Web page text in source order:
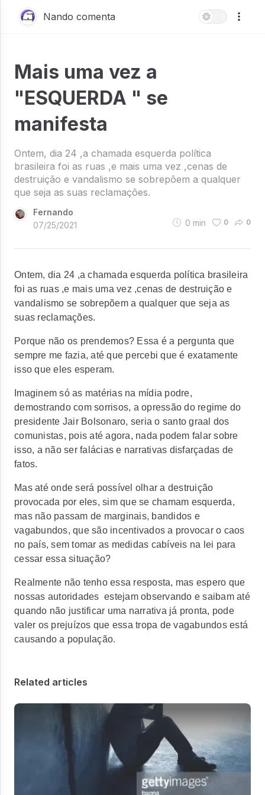
Nando comenta
Mais uma vez a
"ESQUERDA " se
manifesta
Ontem, dia 24 ,a chamada esquerda política
brasileira foi as ruas ,e mais uma vez ,cenas de
destruição e vandalismo se sobrepõem a qualquer
que seja as suas reclamações.
Fernando
07/25/2021
0 min 0 0
Ontem, dia 24 ,a chamada esquerda política brasileira
foi as ruas ,e mais uma vez ,cenas de destruição e
vandalismo se sobrepõem a qualquer que seja as
suas reclamações.
Porque não os prendemos? Essa é a pergunta que
sempre me fazia, até que percebi que é exatamente
isso que eles esperam.
Imaginem só as matérias na mídia podre,
demostrando com sorrisos, a opressão do regime do
presidente Jair Bolsonaro, seria o santo graal dos
comunistas, pois até agora, nada podem falar sobre
isso, a não ser falácias e narrativas disfarçadas de
fatos.
Mas até onde será possível olhar a destruição
provocada por eles, sim que se chamam esquerda,
mas não passam de marginais, bandidos e
vagabundos, que são incentivados a provocar o caos
no país, sem tomar as medidas cabíveis na lei para
cessar essa situação?
Realmente não tenho essa resposta, mas espero que
nossas autoridades estejam observando e saibam até
quando não justificar uma narrativa já pronta, pode
valer os prejuízos que essa tropa de vagabundos está
causando a população.
Related articles